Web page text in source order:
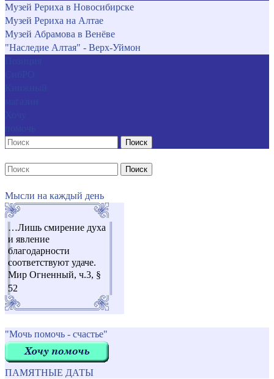
Музей Рериха в Новосибирске
Музей Рериха на Алтае
Музей Абрамова в Венёве
"Наследие Алтая" - Верх-Уймон
Поиск
Поиск
Мысли на каждый день
…Лишь смирение духа
и явление
благодарности
соответствуют удаче.
Мир Огненный, ч.3, §
52
"Мочь помочь - счастье"
ПАМЯТНЫЕ ДАТЫ